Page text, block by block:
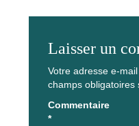
Laisser un
Votre adresse e-
champs obligatoires
Commentaire
*